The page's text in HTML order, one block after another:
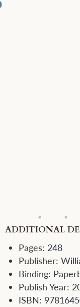
ADDITIONAL
Pages: 248
Publisher:
Binding:
Publish Year:
ISBN: